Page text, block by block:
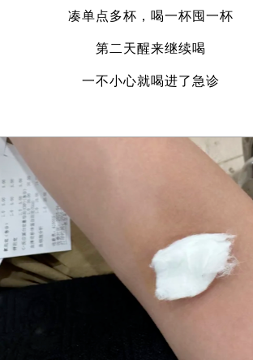
凑单点多杯，喝一杯囤一杯
第二天醒来继续喝
一不小心就喝进了急诊